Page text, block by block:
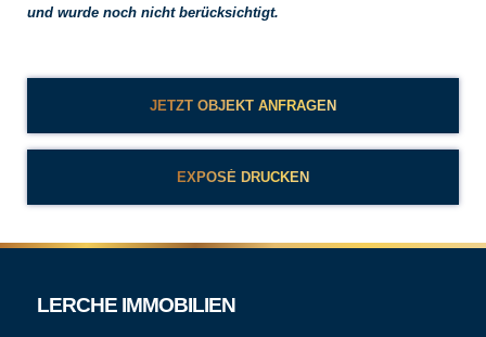
und wurde noch nicht berücksichtigt.
JETZT OBJEKT ANFRAGEN
EXPOSÉ DRUCKEN
LERCHE IMMOBILIEN